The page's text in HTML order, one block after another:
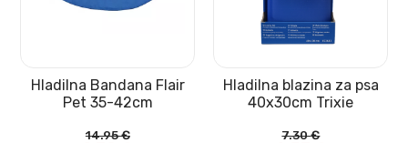
Hladilna Bandana Flair
Pet 35-42cm
14.95€
Hladilna blazina za psa
40x30cm Trixie
7.30€